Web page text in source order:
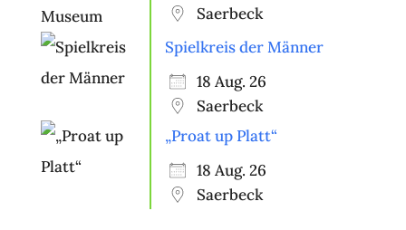
Saerbeck
Spielkreis der Männer
18 Aug. 26
Saerbeck
„Proat up Platt“
18 Aug. 26
Saerbeck